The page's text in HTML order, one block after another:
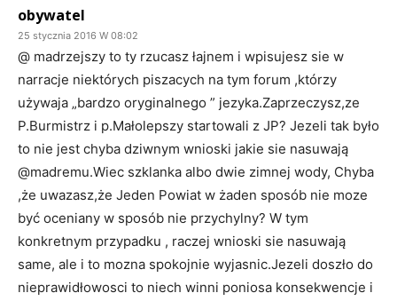
obywatel
25 stycznia 2016 W 08:02
@ madrzejszy to ty rzucasz łajnem i wpisujesz sie w
narracje niektórych piszacych na tym forum ,którzy
używaja „bardzo oryginalnego ” jezyka.Zaprzeczysz,ze
P.Burmistrz i p.Małolepszy startowali z JP? Jezeli tak było
to nie jest chyba dziwnym wnioski jakie sie nasuwają
@madremu.Wiec szklanka albo dwie zimnej wody, Chyba
,że uwazasz,że Jeden Powiat w żaden sposób nie moze
być oceniany w sposób nie przychylny? W tym
konkretnym przypadku , raczej wnioski sie nasuwają
same, ale i to mozna spokojnie wyjasnic.Jezeli doszło do
nieprawidłowosci to niech winni poniosa konsekwencje i